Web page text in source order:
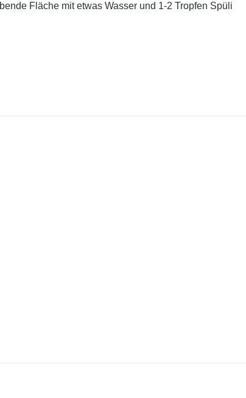
Fläche mit etwas Wasser und 1-2 Tropfen Spüli